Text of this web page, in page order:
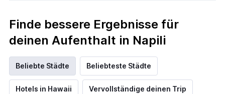
Finde bessere Ergebnisse für
deinen Aufenthalt in Napili
Beliebte Städte Beliebteste Städte
Hotels in Hawaii Vervollständige deinen Trip